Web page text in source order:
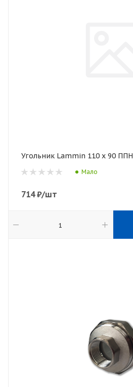
Угольник Lammin 110 х 90 ППН
Мало
714₽/шт